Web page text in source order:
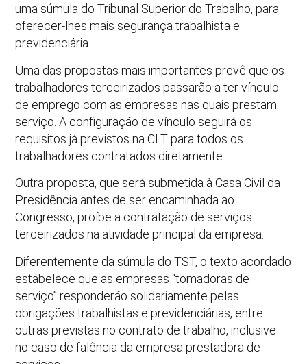
uma súmula do Tribunal Superior do Trabalho, para
oferecer-lhes mais segurança trabalhista e
previdenciária.
Uma das propostas mais importantes prevê que os
trabalhadores terceirizados passarão a ter vínculo
de emprego com as empresas nas quais prestam
serviço. A configuração de vínculo seguirá os
requisitos já previstos na CLT para todos os
trabalhadores contratados diretamente.
Outra proposta, que será submetida à Casa Civil da
Presidência antes de ser encaminhada ao
Congresso, proíbe a contratação de serviços
terceirizados na atividade principal da empresa.
Diferentemente da súmula do TST, o texto acordado
estabelece que as empresas “tomadoras de
serviço” responderão solidariamente pelas
obrigações trabalhistas e previdenciárias, entre
outras previstas no contrato de trabalho, inclusive
no caso de falência da empresa prestadora de